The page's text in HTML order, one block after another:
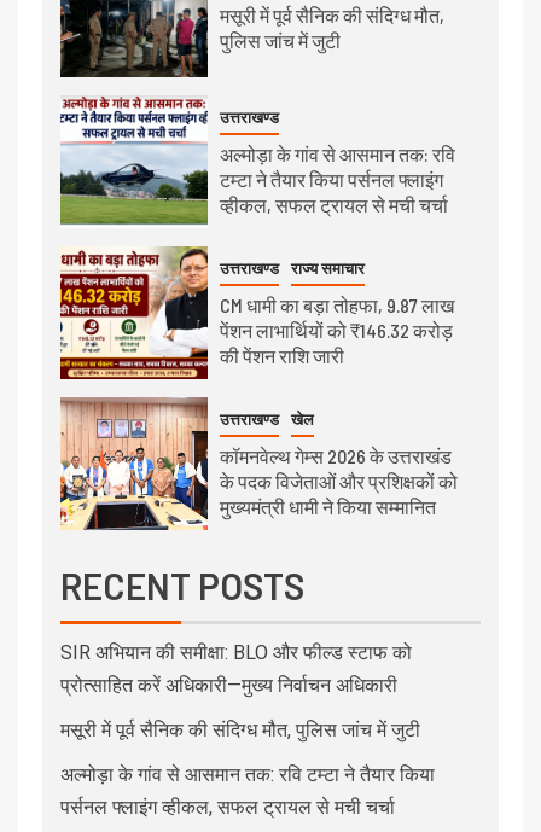
मसूरी में पूर्व सैनिक की संदिग्ध मौत,
पुलिस जांच में जुटी
उत्तराखण्ड
अल्मोड़ा के गांव से आसमान तक: रवि
टम्टा ने तैयार किया पर्सनल फ्लाइंग
व्हीकल, सफल ट्रायल से मची चर्चा
उत्तराखण्ड राज्य समाचार
CM धामी का बड़ा तोहफा, 9.87 लाख
पेंशन लाभार्थियों को ₹146.32 करोड़
की पेंशन राशि जारी
उत्तराखण्ड खेल
कॉमनवेल्थ गेम्स 2026 के उत्तराखंड
के पदक विजेताओं और प्रशिक्षकों को
मुख्यमंत्री धामी ने किया सम्मानित
RECENT POSTS
SIR अभियान की समीक्षा: BLO और फील्ड स्टाफ को
प्रोत्साहित करें अधिकारी—मुख्य निर्वाचन अधिकारी
मसूरी में पूर्व सैनिक की संदिग्ध मौत, पुलिस जांच में जुटी
अल्मोड़ा के गांव से आसमान तक: रवि टम्टा ने तैयार किया
पर्सनल फ्लाइंग व्हीकल, सफल ट्रायल से मची चर्चा